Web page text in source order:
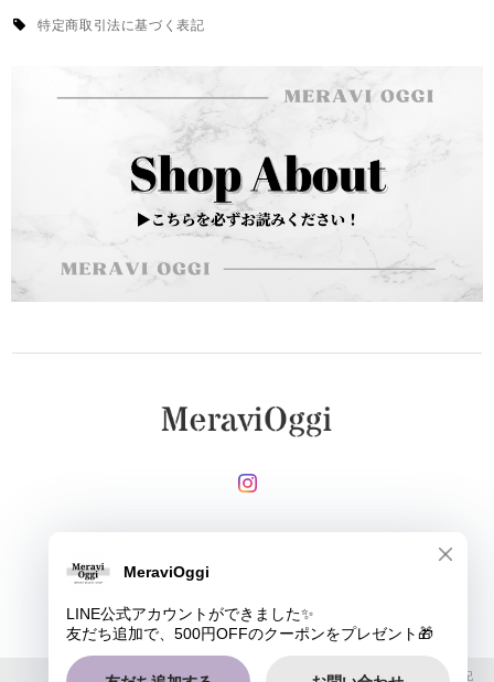
特定商取引法に基づく表記
MeraviOggi |プライバシーポリシー|特定商取引法に基づく表記